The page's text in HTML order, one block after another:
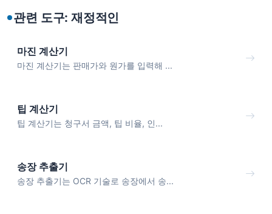
관련 도구: 재정적인
마진 계산기
마진 계산기는 판매가와 원가를 입력해 ...
팁 계산기
팁 계산기는 청구서 금액, 팁 비율, 인...
송장 추출기
송장 추출기는 OCR 기술로 송장에서 송...